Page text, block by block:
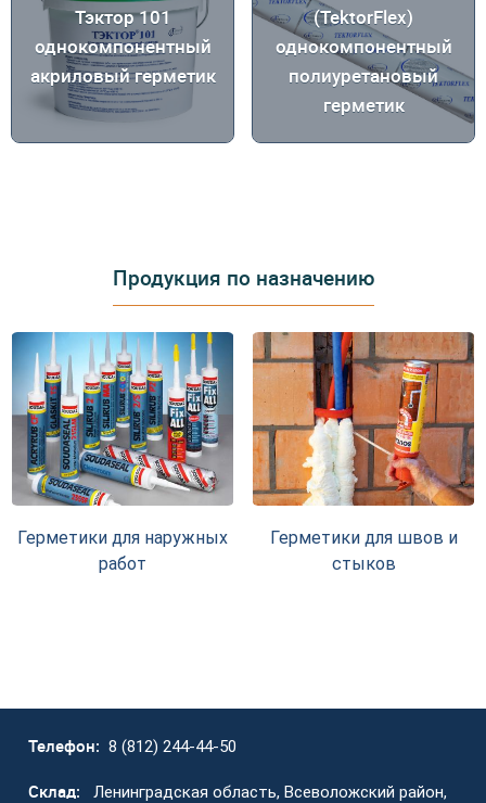
Тэктор 101
однокомпонентный
акриловый герметик
(TektorFlex)
однокомпонентный
полиуретановый
герметик
Продукция по назначению
Герметики для наружных
работ
Герметики для швов и
стыков
Телефон: 8 (812) 244-44-50
Склад:
Ленинградская область, Всеволожский район,